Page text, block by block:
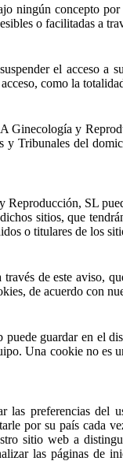
ningún concepto
o facilitadas a
el acceso
como la
y
y Tribunales del
SL
sitios, que
o titulares de los
de este aviso,
de acuerdo con
guardar en el
Una cookie no
preferencias del
por su país cada
sitio web a
las páginas